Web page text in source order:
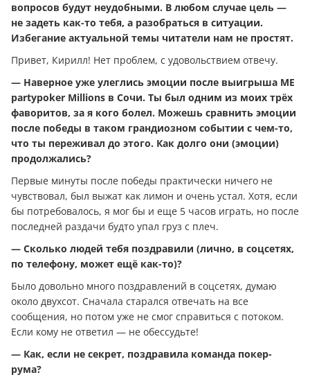
вопросов будут неудобными. В любом случае цель —
не задеть как-то тебя, а разобраться в ситуации.
Избегание актуальной темы читатели нам не простят.
Привет, Кирилл! Нет проблем, с удовольствием отвечу.
— Наверное уже улеглись эмоции после выигрыша МЕ
partypoker Millions в Сочи. Ты был одним из моих трёх
фаворитов, за я кого болел. Можешь сравнить эмоции
после победы в таком грандиозном событии с чем-то,
что ты переживал до этого. Как долго они (эмоции)
продолжались?
Первые минуты после победы практически ничего не
чувствовал, был выжат как лимон и очень устал. Хотя, если
бы потребовалось, я мог бы и еще 5 часов играть, но после
последней раздачи будто упал груз с плеч.
— Сколько людей тебя поздравили (лично, в соцсетях,
по телефону, может ещё как-то)?
Было довольно много поздравлений в соцсетях, думаю
около двухсот. Сначала старался отвечать на все
сообщения, но потом уже не смог справиться с потоком.
Если кому не ответил — не обессудьте!
— Как, если не секрет, поздравила команда покер-
рума?